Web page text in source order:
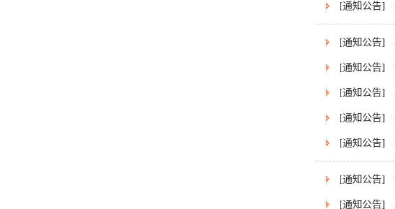
[通知公告]
[通知公告]
[通知公告]
[通知公告]
[通知公告]
[通知公告]
[通知公告]
[通知公告]